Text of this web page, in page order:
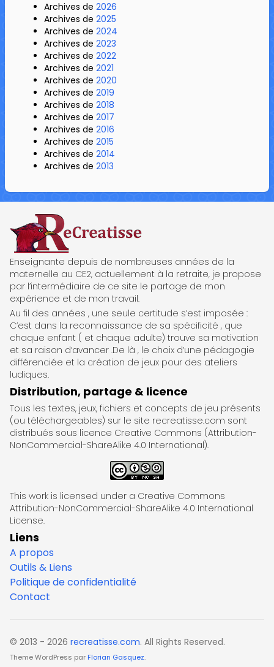
Archives de 2026
Archives de 2025
Archives de 2024
Archives de 2023
Archives de 2022
Archives de 2021
Archives de 2020
Archives de 2019
Archives de 2018
Archives de 2017
Archives de 2016
Archives de 2015
Archives de 2014
Archives de 2013
ReCreatisse
Enseignante depuis de nombreuses années de la
maternelle au CE2, actuellement à la retraite, je propose
par l’intermédiaire de ce site le partage de mon
expérience et de mon travail.
Au fil des années , une seule certitude s’est imposée :
C’est dans la reconnaissance de sa spécificité , que
chaque enfant ( et chaque adulte) trouve sa motivation
et sa raison d’avancer .De là , le choix d’une pédagogie
différenciée et la création de jeux pour des ateliers
ludiques.
Distribution, partage & licence
Tous les textes, jeux, fichiers et concepts de jeu présents
(ou téléchargeables) sur le site recreatisse.com sont
distribués sous licence Creative Commons (Attribution-
NonCommercial-ShareAlike 4.0 International).
This work is licensed under a Creative Commons
Attribution-NonCommercial-ShareAlike 4.0 International
License.
Liens
A propos
Outils & Liens
Politique de confidentialité
Contact
© 2013 - 2026 recreatisse.com. All Rights Reserved.
Theme WordPress par Florian Gasquez.